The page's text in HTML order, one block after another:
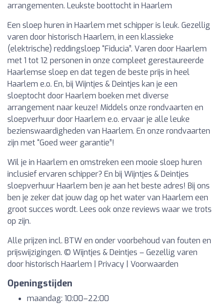
arrangementen. Leukste boottocht in Haarlem
Een sloep huren in Haarlem met schipper is leuk. Gezellig
varen door historisch Haarlem, in een klassieke
(elektrische) reddingsloep “Fiducia”. Varen door Haarlem
met 1 tot 12 personen in onze compleet gerestaureerde
Haarlemse sloep en dat tegen de beste prijs in heel
Haarlem e.o. En, bij Wijntjes & Deintjes kan je een
sloeptocht door Haarlem boeken met diverse
arrangement naar keuze! Middels onze rondvaarten en
sloepverhuur door Haarlem e.o. ervaar je alle leuke
bezienswaardigheden van Haarlem. En onze rondvaarten
zijn met “Goed weer garantie”!
Wil je in Haarlem en omstreken een mooie sloep huren
inclusief ervaren schipper? En bij Wijntjes & Deintjes
sloepverhuur Haarlem ben je aan het beste adres! Bij ons
ben je zeker dat jouw dag op het water van Haarlem een
groot succes wordt. Lees ook onze reviews waar we trots
op zijn.
Alle prijzen incl. BTW en onder voorbehoud van fouten en
prijswijzigingen. © Wijntjes & Deintjes – Gezellig varen
door historisch Haarlem | Privacy | Voorwaarden
Openingstijden
maandag: 10:00–22:00